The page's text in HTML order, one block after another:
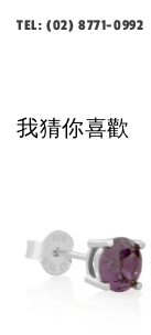
TEL: (02) 8771-0992
我猜你喜歡